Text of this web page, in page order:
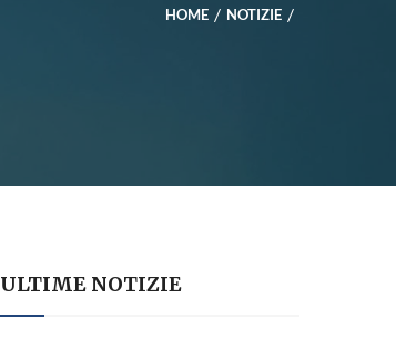
HOME NOTIZIE
ULTIME NOTIZIE